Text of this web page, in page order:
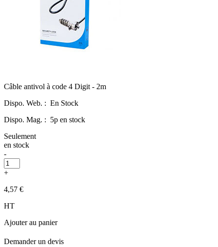
Câble antivol à code 4 Digit - 2m
Dispo. Web. : En Stock
Dispo. Mag. : 5p en stock
Seulement
en stock
-
+
4,57 €
HT
Ajouter au panier
Demander un devis